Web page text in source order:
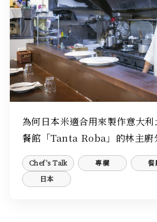
為何日本米適合用來製作意大
餐館「Tanta Roba」的林主廚
Chef's Talk 專欄 餐
日本